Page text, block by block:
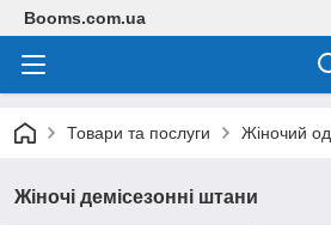
Booms.com.ua
Товари та послуги Жіночий
Жіночі демісезонні штани